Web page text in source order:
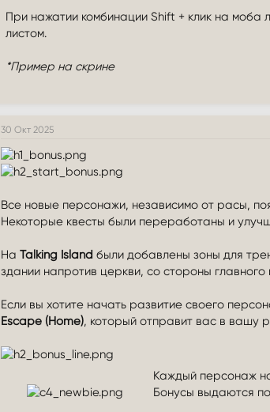
При нажатии комбинации Shift + клик на моба
листом.
*Пример на скрине
30 Окт 2025
Все новые персонажи, независимо от расы,
Некоторые квесты были переработаны и
На Talking Island были добавлены зоны для
здании напротив церкви, со стороны главного
Eсли вы хотите начать развитие своего
Escape (Home), который отправит вас в вашу
Каждый персонаж
Бонусы выдаются